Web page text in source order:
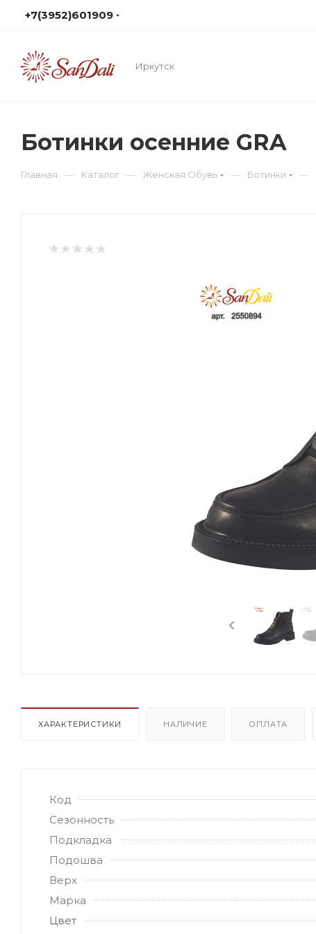
+7(3952)601909
Иркутск
Ботинки осенние GRA
Главная — Каталог — Женская Обувь — Ботинки —
ХАРАКТЕРИСТИКИ НАЛИЧИЕ ОПЛАТА
Код
Сезонность
Подкладка
Подошва
Верх
Марка
Цвет